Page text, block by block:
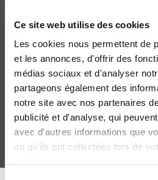
Ce site web utilise des cookies
Les cookies nous permettent de
et les annonces, d'offrir des
médias sociaux et d'analyser
partageons également des
notre site avec nos partenaires
publicité et d'analyse, qui
avec d'autres informations que
ou qu'ils ont collectées lors de
Atlas des migrations
Dina Ionesco, Daria Mokhnacheva